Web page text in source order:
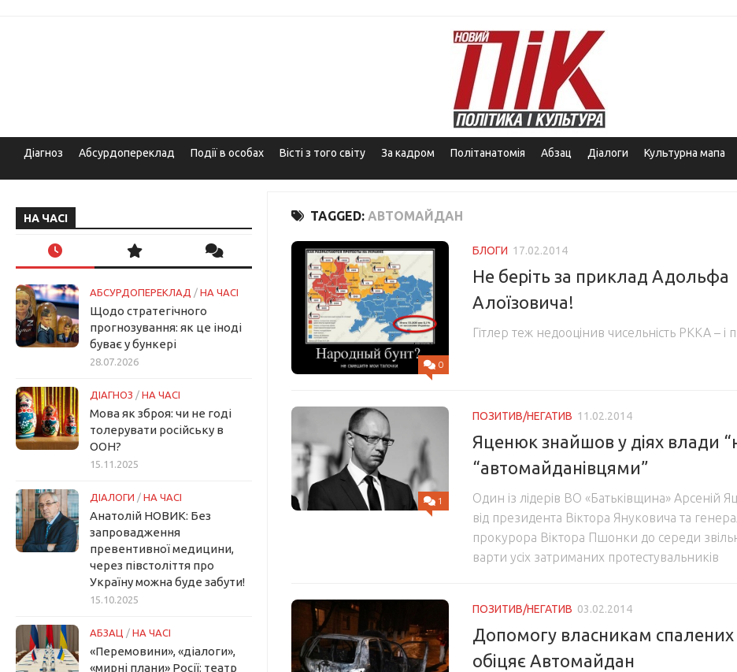
Діагноз Абсурдопереклад Події в особах Вісті з того світу За кадром Політанатомія Абзац Діалоги Культурна мапа
TAGGED: АВТОМАЙДАН
0
БЛОГИ 17.02.2014
Не беріть за приклад Адольфа
Алоїзовича!
Гітлер теж недооцінив чисельність РККА – і
1
ПОЗИТИВ/НЕГАТИВ 11.02.2014
Яценюк знайшов у діях влади
“автомайданівцями”
Один із лідерів ВО «Батьківщина» Арсеній
від президента Віктора Януковича та
прокурора Віктора Пшонки до середи
варти усіх затриманих протестувальників
ПОЗИТИВ/НЕГАТИВ 03.02.2014
Допомогу власникам спалених
обіцяє Автомайдан
НА ЧАСІ
АБСУРДОПЕРЕКЛАД / НА ЧАСІ
Щодо стратегічного
прогнозування: як це іноді
буває у бункері
28.07.2026
ДІАГНОЗ / НА ЧАСІ
Мова як зброя: чи не годі
толерувати російську в
ООН?
15.11.2025
ДІАЛОГИ / НА ЧАСІ
Анатолій НОВИК: Без
запровадження
превентивної медицини,
через півстоліття про
Україну можна буде забути!
15.10.2025
АБЗАЦ / НА ЧАСІ
«Перемовини», «діалоги»,
«мирні плани» Росії: театр